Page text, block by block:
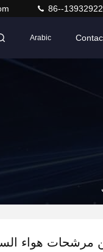
86--
Arabic
مرشحات هواء